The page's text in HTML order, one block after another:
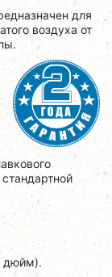
для
воздуха от
дюйм).